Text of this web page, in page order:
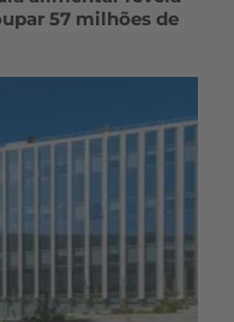
57 milhões de